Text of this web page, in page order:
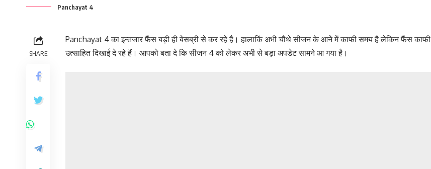
Panchayat 4
SHARE
Panchayat 4 का इन्तजार फैंस बड़ी ही बेसब्री से कर रहे है। हालाकिं अभी चौथे सीजन के आने में काफी समय है लेकिन फैंस काफी
उत्साहित दिखाई दे रहे हैं। आपको बता दे कि सीजन 4 को लेकर अभी से बड़ा अपडेट सामने आ गया है।